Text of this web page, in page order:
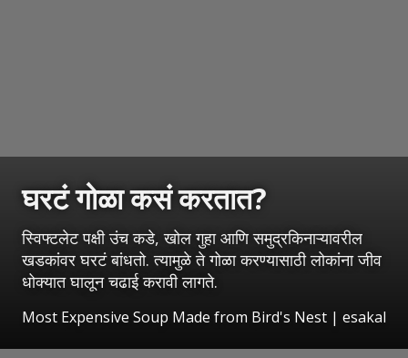
घरटं गोळा कसं करतात?
स्विफ्टलेट पक्षी उंच कडे, खोल गुहा आणि समुद्रकिनाऱ्यावरील
खडकांवर घरटं बांधतो. त्यामुळे ते गोळा करण्यासाठी लोकांना जीव
धोक्यात घालून चढाई करावी लागते.
Most Expensive Soup Made from Bird's Nest | esakal